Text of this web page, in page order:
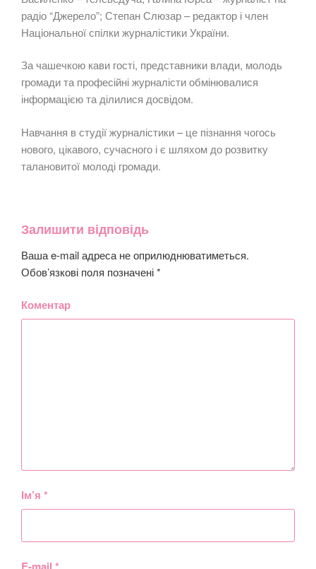
радіо “Джерело”; Степан Слюзар – редактор і член
Національної спілки журналістики України.
За чашечкою кави гості, представники влади, молодь
громади та професійні журналісти обмінювалися
інформацією та ділилися досвідом.
Навчання в студії журналістики – це пізнання чогось
нового, цікавого, сучасного і є шляхом до розвитку
талановитої молоді громади.
Залишити відповідь
Ваша e-mail адреса не оприлюднюватиметься.
Обов’язкові поля позначені*
Коментар
Ім’я *